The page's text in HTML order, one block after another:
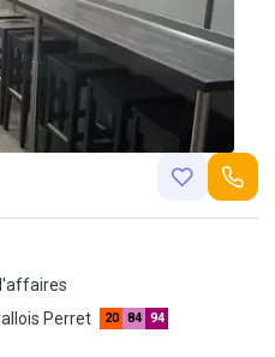
Levallois Perret
20 84 94